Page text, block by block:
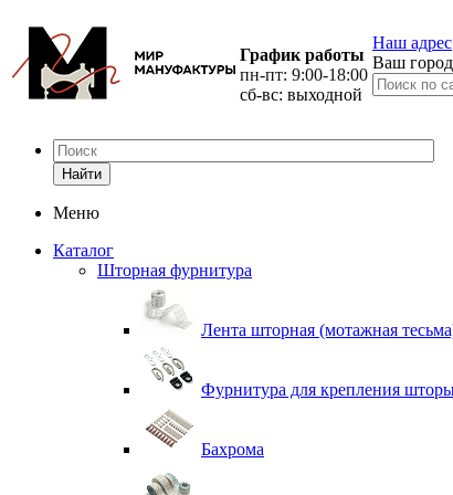
График работы
пн-пт: 9:00-18:00
сб-вс: выходной
Наш адрес
Ваш
Найти
Меню
Каталог
Шторная фурнитура
Лента шторная (мотажная
Фурнитура для крепления
Бахрома